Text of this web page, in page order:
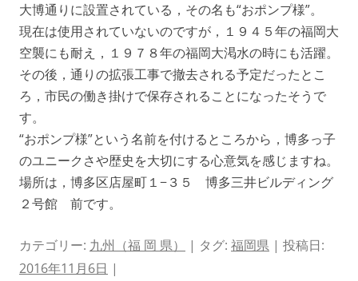
大博通りに設置されている，その名も“おポンプ様”。
現在は使用されていないのですが，１９４５年の福岡大
空襲にも耐え，１９７８年の福岡大渇水の時にも活躍。
その後，通りの拡張工事で撤去される予定だったとこ
ろ，市民の働き掛けで保存されることになったそうで
す。
“おポンプ様”という名前を付けるところから，博多っ子
のユニークさや歴史を大切にする心意気を感じますね。
場所は，博多区店屋町１−３５ 博多三井ビルディング
２号館 前です。
カテゴリー: 九州（福 岡 県） | タグ: 福岡県 | 投稿日:
2016年11月6日 |